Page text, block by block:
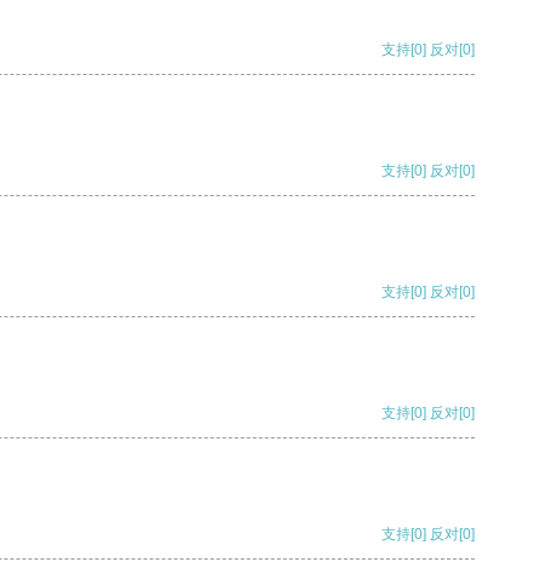
支持[0] 反对[0]
支持[0] 反对[0]
支持[0] 反对[0]
支持[0] 反对[0]
支持[0] 反对[0]